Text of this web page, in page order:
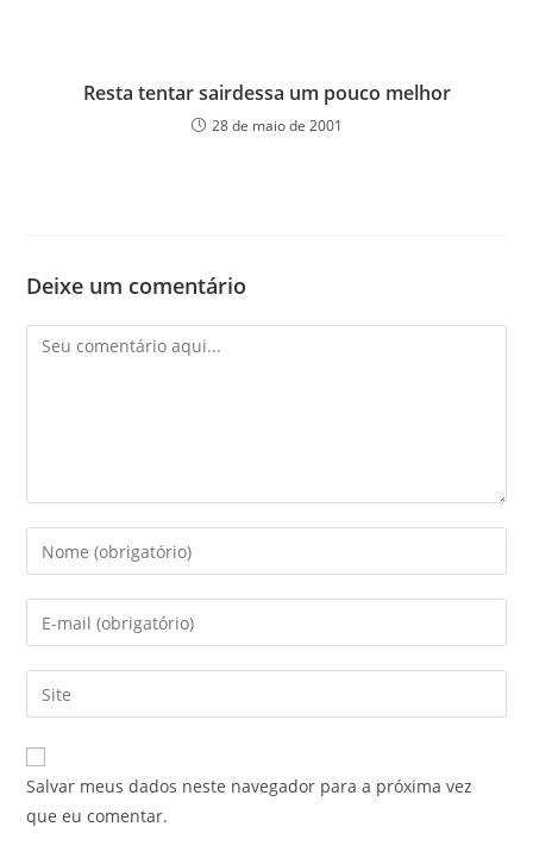
Resta tentar sairdessa um pouco melhor
28 de maio de 2001
Deixe um comentário
Salvar meus dados neste navegador para a próxima vez
que eu comentar.